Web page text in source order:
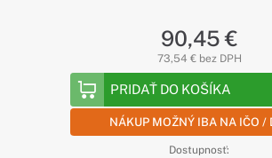
90,45 €
73,54 € bez DPH
PRIDAŤ DO KOŠÍKA
NÁKUP MOŽNÝ IBA NA IČO /
Dostupnosť: